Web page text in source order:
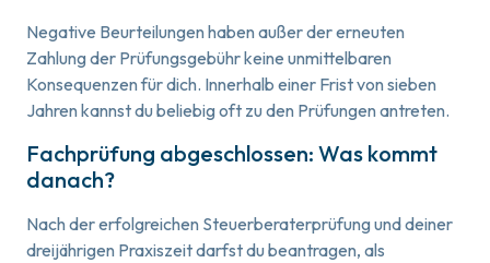
Negative Beurteilungen haben außer der erneuten
Zahlung der Prüfungsgebühr keine unmittelbaren
Konsequenzen für dich. Innerhalb einer Frist von sieben
Jahren kannst du beliebig oft zu den Prüfungen antreten.
Fachprüfung abgeschlossen: Was kommt
danach?
Nach der erfolgreichen Steuerberaterprüfung und deiner
dreijährigen Praxiszeit darfst du beantragen, als